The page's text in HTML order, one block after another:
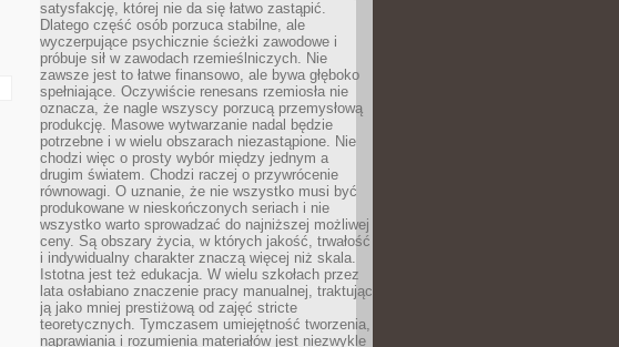
satysfakcję, której nie da się łatwo zastąpić.
Dlatego część osób porzuca stabilne, ale
wyczerpujące psychicznie ścieżki zawodowe i
próbuje sił w zawodach rzemieślniczych. Nie
zawsze jest to łatwe finansowo, ale bywa głęboko
spełniające. Oczywiście renesans rzemiosła nie
oznacza, że nagle wszyscy porzucą przemysłową
produkcję. Masowe wytwarzanie nadal będzie
potrzebne i w wielu obszarach niezastąpione. Nie
chodzi więc o prosty wybór między jednym a
drugim światem. Chodzi raczej o przywrócenie
równowagi. O uznanie, że nie wszystko musi być
produkowane w nieskończonych seriach i nie
wszystko warto sprowadzać do najniższej możliwej
ceny. Są obszary życia, w których jakość, trwałość
i indywidualny charakter znaczą więcej niż skala.
Istotna jest też edukacja. W wielu szkołach przez
lata osłabiano znaczenie pracy manualnej, traktując
ją jako mniej prestiżową od zajęć stricte
teoretycznych. Tymczasem umiejętność tworzenia,
naprawiania i rozumienia materiałów jest niezwykle